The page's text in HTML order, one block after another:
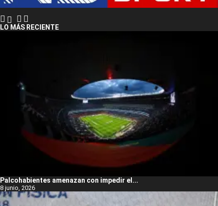
LO MÁS RECIENTE
Palcohabientes amenazan con impedir el...
8 junio, 2026